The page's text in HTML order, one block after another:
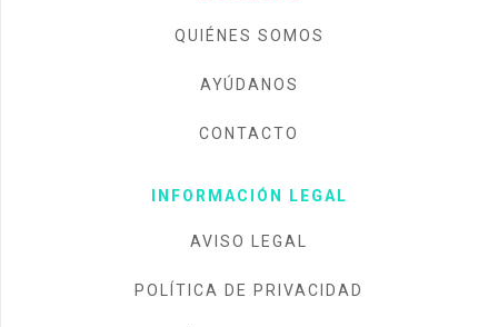
QUIÉNES SOMOS
AYÚDANOS
CONTACTO
INFORMACIÓN LEGAL
AVISO LEGAL
POLÍTICA DE PRIVACIDAD